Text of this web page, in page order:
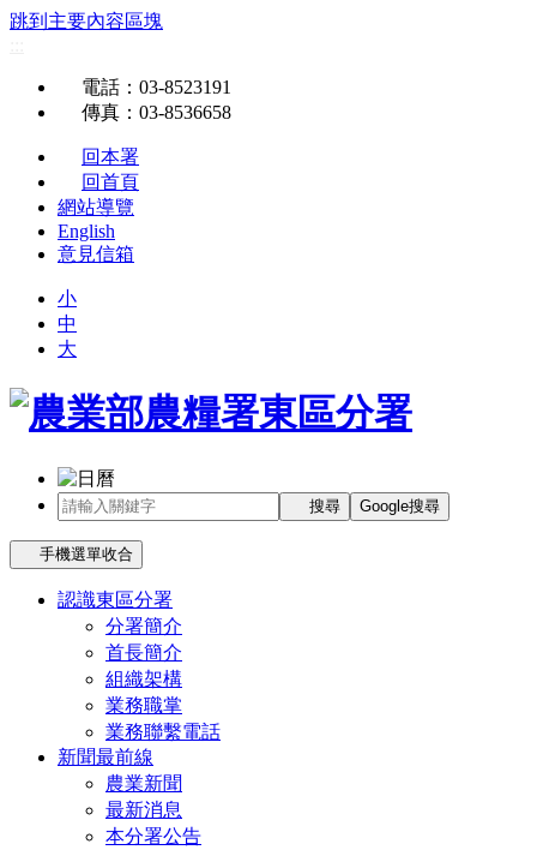
跳到主要內容區塊
電話 ：03-8523191
傳真 ：03-8536658
回本署
回首頁
網站導覽
English
意見信箱
小
中
大
搜尋 Google搜尋
手機選單收合
認識東區分署
分署簡介
首長簡介
組織架構
業務職掌
業務聯繫電話
新聞最前線
農業新聞
最新消息
本分署公告